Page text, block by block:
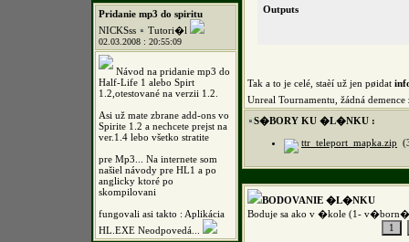
Pridanie mp3 do spiritu
NICKSss
Tutori�l
02.03.2008 : 20:55:09
Návod na pridanie mp3 do
Half-Life 1 alebo Spirt
1.2,otestované na verzii 1.2.
Asi už mate zbrane add-ons vo
Spirite 1.2 a nechcete prejst na
ver.1.4 lebo všetko stratite
pre Mp3... Na internete som
našiel návody pre HL1 a po
anglicky ktoré po
skompilovani
fungovali asi takto : Aplikácia
HL.EXE Neodpovedá...
Outputs
Tak a to je celé, staèí už jen pøidat
Unreal Tournamentu, žádná
S�BORY KU �L�NKU :
ttr_teleport_mapka.zip
BODOVANIE �L�NKU
Boduje sa ako v �kole (1-